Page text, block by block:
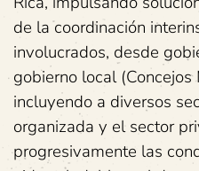
de la coordinación
involucrados, desde
gobierno local
incluyendo a diversos
organizada y el sector
progresivamente las